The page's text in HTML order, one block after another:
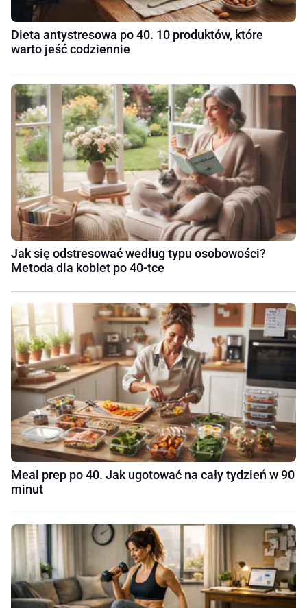
Dieta antystresowa po 40. 10 produktów, które
warto jeść codziennie
Jak się odstresować według typu osobowości?
Metoda dla kobiet po 40-tce
Meal prep po 40. Jak ugotować na cały tydzień w 90
minut